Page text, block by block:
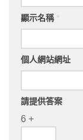
顯示名稱
個人網站網址
請提供答案
6 +